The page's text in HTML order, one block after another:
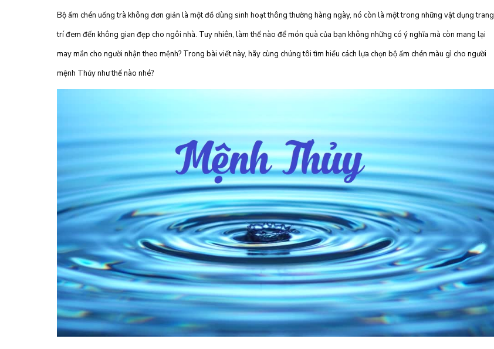
Bộ ấm chén uống trà không đơn giản là một đồ dùng sinh hoạt thông thường hàng ngày, nó còn là một trong những vật dụng trang
trí đem đến không gian đẹp cho ngôi nhà. Tuy nhiên, làm thế nào để món quà của bạn không những có ý nghĩa mà còn mang lại
may mắn cho người nhận theo mệnh? Trong bài viết này, hãy cùng chúng tôi tìm hiểu cách lựa chọn bộ ấm chén màu gì cho người
mệnh Thủy như thế nào nhé?